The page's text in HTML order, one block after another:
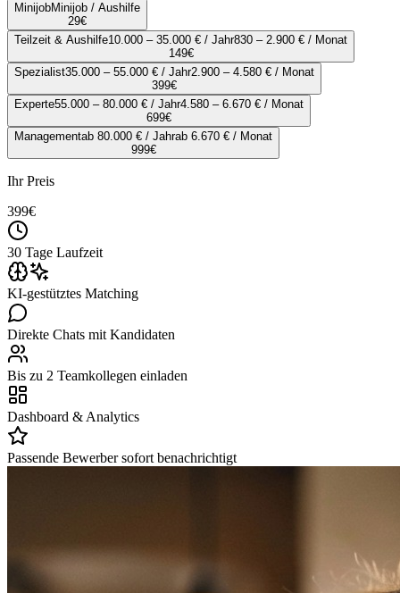
MinijobMinijob / Aushilfe
29€
Teilzeit & Aushilfe10.000 – 35.000 € / Jahr830 – 2.900 € / Monat
149€
Spezialist35.000 – 55.000 € / Jahr2.900 – 4.580 € / Monat
399€
Experte55.000 – 80.000 € / Jahr4.580 – 6.670 € / Monat
699€
Managementab 80.000 € / Jahrab 6.670 € / Monat
999€
Ihr Preis
399€
30 Tage Laufzeit
KI-gestütztes Matching
Direkte Chats mit Kandidaten
Bis zu 2 Teamkollegen einladen
Dashboard & Analytics
Passende Bewerber sofort benachrichtigt